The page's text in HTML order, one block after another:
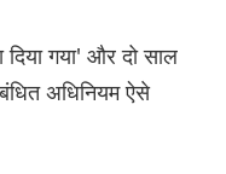
गया' और दो साल
अधिनियम ऐसे